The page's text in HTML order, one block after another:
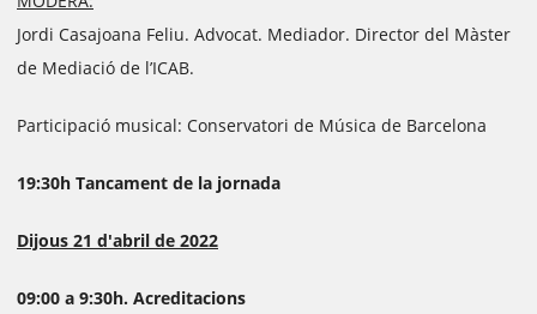
Jordi Casajoana Feliu. Advocat. Mediador. Director del Màster
de Mediació de l’ICAB.
Participació musical: Conservatori de Música de Barcelona
19:30h Tancament de la jornada
Dijous 21 d'abril de 2022
09:00 a 9:30h. Acreditacions